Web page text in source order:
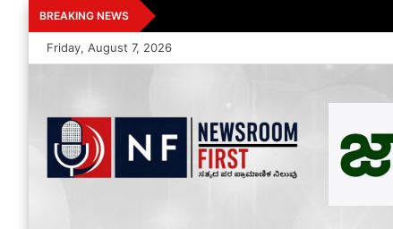
Skip
to
content
BREAKING NEWS
Friday, August 7, 2026